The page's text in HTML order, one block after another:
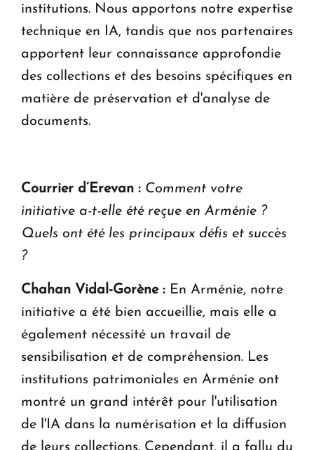
institutions. Nous apportons notre expertise
technique en IA, tandis que nos partenaires
apportent leur connaissance approfondie
des collections et des besoins spécifiques en
matière de préservation et d'analyse de
documents.
Courrier d’Erevan : Comment votre
initiative a-t-elle été reçue en Arménie ?
Quels ont été les principaux défis et succès
?
Chahan Vidal-Gorène : En Arménie, notre
initiative a été bien accueillie, mais elle a
également nécessité un travail de
sensibilisation et de compréhension. Les
institutions patrimoniales en Arménie ont
montré un grand intérêt pour l'utilisation
de l'IA dans la numérisation et la diffusion